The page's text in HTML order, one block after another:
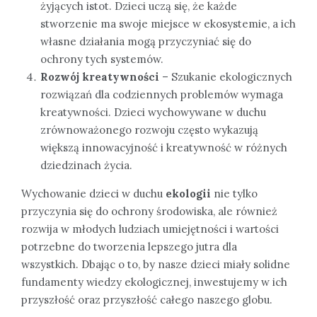
żyjących istot. Dzieci uczą się, że każde
stworzenie ma swoje miejsce w ekosystemie, a ich
własne działania mogą przyczyniać się do
ochrony tych systemów.
Rozwój kreatywności – Szukanie ekologicznych
rozwiązań dla codziennych problemów wymaga
kreatywności. Dzieci wychowywane w duchu
zrównoważonego rozwoju często wykazują
większą innowacyjność i kreatywność w różnych
dziedzinach życia.
Wychowanie dzieci w duchu ekologii nie tylko
przyczynia się do ochrony środowiska, ale również
rozwija w młodych ludziach umiejętności i wartości
potrzebne do tworzenia lepszego jutra dla
wszystkich. Dbając o to, by nasze dzieci miały solidne
fundamenty wiedzy ekologicznej, inwestujemy w ich
przyszłość oraz przyszłość całego naszego globu.